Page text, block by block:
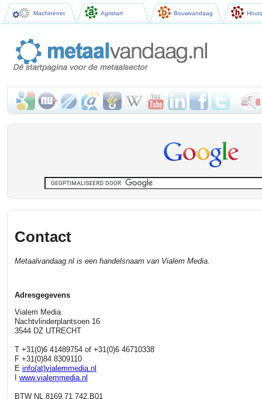
Machinenet Agristart Bouwvandaag
Contact
Metaalvandaag.nl is een handelsnaam van Vialem Media.
Adresgegevens
Vialem Media
Nachtvlinderplantsoen 16
3544 DZ UTRECHT
T +31(0)6 41489754 of +31(0)6 46710338
F +31(0)84 8309110
E info(at)vialemmedia.nl
www.vialemmedia.nl
BTW NL.8169.71.742.B01